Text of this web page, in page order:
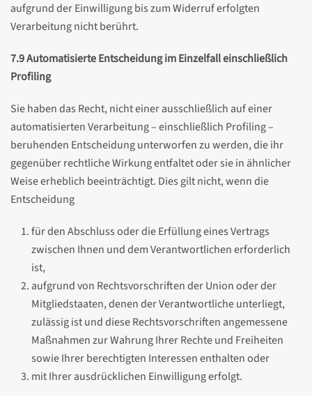
aufgrund der Einwilligung bis zum Widerruf erfolgten
Verarbeitung nicht berührt.
7.9 Automatisierte Entscheidung im Einzelfall einschließlich
Profiling
Sie haben das Recht, nicht einer ausschließlich auf einer
automatisierten Verarbeitung – einschließlich Profiling –
beruhenden Entscheidung unterworfen zu werden, die ihr
gegenüber rechtliche Wirkung entfaltet oder sie in ähnlicher
Weise erheblich beeinträchtigt. Dies gilt nicht, wenn die
Entscheidung
für den Abschluss oder die Erfüllung eines Vertrags
zwischen Ihnen und dem Verantwortlichen erforderlich
ist,
aufgrund von Rechtsvorschriften der Union oder der
Mitgliedstaaten, denen der Verantwortliche unterliegt,
zulässig ist und diese Rechtsvorschriften angemessene
Maßnahmen zur Wahrung Ihrer Rechte und Freiheiten
sowie Ihrer berechtigten Interessen enthalten oder
mit Ihrer ausdrücklichen Einwilligung erfolgt.